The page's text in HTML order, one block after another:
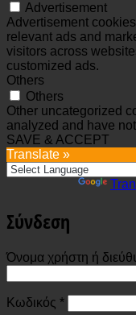
Advertisement
Advertisement
relevant ads and
visitors across
customized ads.
Others
Others
Other uncategorized
analyzed and have
SAVE & ACCEPT
Translate »
Σύνδεση
Όνομα χρήστη ή
Κωδικός *Απαιτείται